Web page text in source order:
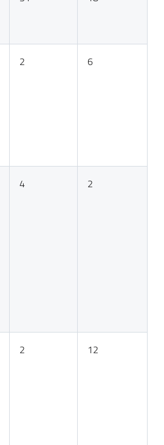
2 6
4 2
2 12